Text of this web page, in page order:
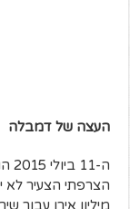
העצה של דמבלה